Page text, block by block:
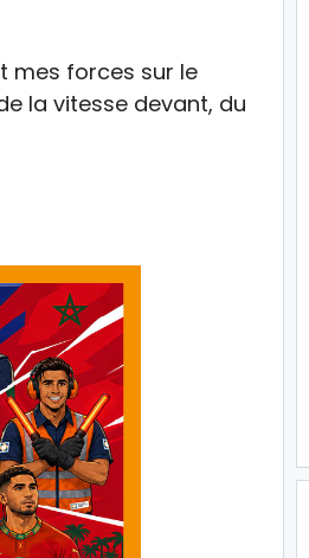
mes forces sur le
la vitesse devant, du